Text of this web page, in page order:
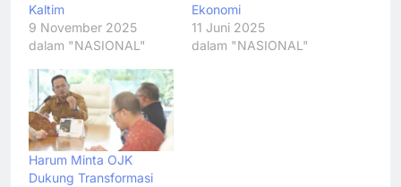
Kaltim
9 November 2025
dalam "NASIONAL"
Ekonomi
11 Juni 2025
dalam "NASIONAL"
Harum Minta OJK
Dukung Transformasi